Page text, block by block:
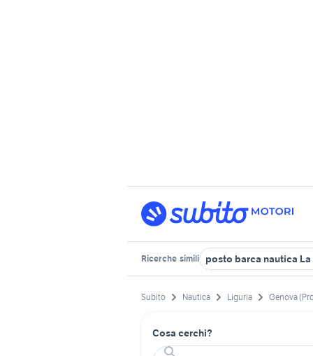
Ricerche simili posto barca nautica La
Subito Nautica Liguria Genova
Cosa cerchi?